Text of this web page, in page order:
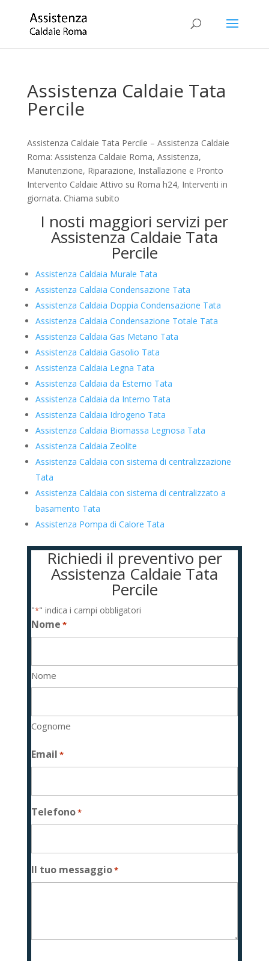
Assistenza Caldaie Tata
Percile
Assistenza Caldaie Tata Percile – Assistenza Caldaie
Roma: Assistenza Caldaie Roma, Assistenza,
Manutenzione, Riparazione, Installazione e Pronto
Intervento Caldaie Attivo su Roma h24, Interventi in
giornata. Chiama subito
I nosti maggiori servizi per
Assistenza Caldaie Tata
Percile
Assistenza Caldaia Murale Tata
Assistenza Caldaia Condensazione Tata
Assistenza Caldaia Doppia Condensazione Tata
Assistenza Caldaia Condensazione Totale Tata
Assistenza Caldaia Gas Metano Tata
Assistenza Caldaia Gasolio Tata
Assistenza Caldaia Legna Tata
Assistenza Caldaia da Esterno Tata
Assistenza Caldaia da Interno Tata
Assistenza Caldaia Idrogeno Tata
Assistenza Caldaia Biomassa Legnosa Tata
Assistenza Caldaia Zeolite
Assistenza Caldaia con sistema di centralizzazione
Tata
Assistenza Caldaia con sistema di centralizzato a
basamento Tata
Assistenza Pompa di Calore Tata
Richiedi il preventivo per
Assistenza Caldaie Tata
Percile
"*" indica i campi obbligatori
Nome *
Nome
Cognome
Email *
Telefono*
Il tuo messaggio*